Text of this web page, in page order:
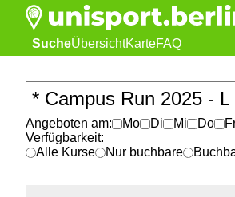
SucheÜbersichtKarteFAQ
Angeboten am: Mo Di Mi Do
Verfügbarkeit:
Alle Kurse
Nur buchbare